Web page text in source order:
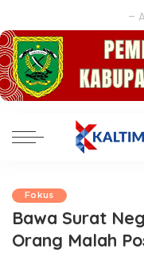
–
Fokus
Bawa Surat
Orang Malah